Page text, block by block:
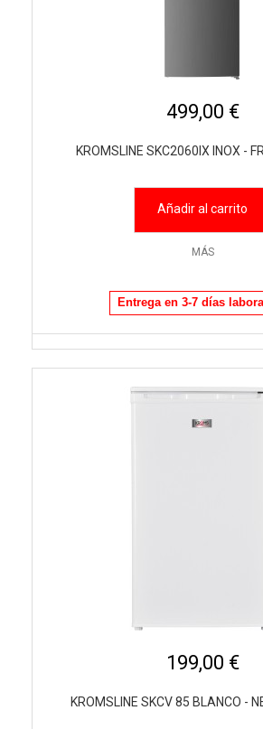
499,00 €
KROMSLINE SKC2060IX INOX -
Añadir al carrito
MÁS
Entrega en 3-7 días
199,00 €
KROMSLINE SKCV 85 BLANCO -